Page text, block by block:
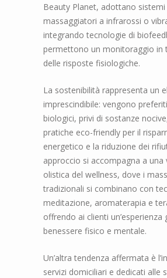
Beauty Planet, adottano sistemi
massaggiatori a infrarossi o
integrando tecnologie di
permettono un monitoraggio in
delle risposte fisiologiche.
La sostenibilità rappresenta un
imprescindibile: vengono
biologici, privi di sostanze
pratiche eco-friendly per il
energetico e la riduzione dei
approccio si accompagna a una
olistica del wellness, dove i
tradizionali si combinano con
meditazione, aromaterapia e
offrendo ai clienti un’esperienza
benessere fisico e mentale.
Un’altra tendenza affermata è
servizi domiciliari e dedicati alle